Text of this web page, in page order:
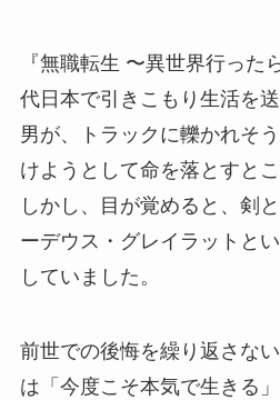
『無職転生 〜異世界行った
代日本で引きこもり生活を
男が、トラックに轢かれそ
けようとして命を落とすと
しかし、目が覚めると、剣
ーデウス・グレイラットと
していました。
前世での後悔を繰り返さな
は「今度こそ本気で生きる